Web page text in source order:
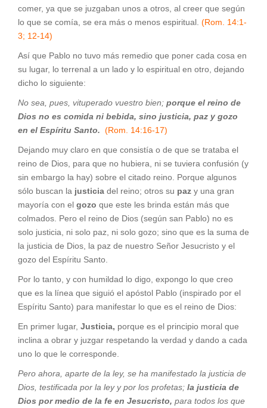
comer, ya que se juzgaban unos a otros, al creer que según
lo que se comía, se era más o menos espiritual. (Rom. 14:1-
3; 12-14)
Así que Pablo no tuvo más remedio que poner cada cosa en
su lugar, lo terrenal a un lado y lo espiritual en otro, dejando
dicho lo siguiente:
No sea, pues, vituperado vuestro bien; porque el reino de
Dios no es comida ni bebida, sino justicia, paz y gozo
en el Espíritu Santo. (Rom. 14:16-17)
Dejando muy claro en que consistía o de que se trataba el
reino de Dios, para que no hubiera, ni se tuviera confusión (y
sin embargo la hay) sobre el citado reino. Porque algunos
sólo buscan la justicia del reino; otros su paz y una gran
mayoría con el gozo que este les brinda están más que
colmados. Pero el reino de Dios (según san Pablo) no es
solo justicia, ni solo paz, ni solo gozo; sino que es la suma de
la justicia de Dios, la paz de nuestro Señor Jesucristo y el
gozo del Espíritu Santo.
Por lo tanto, y con humildad lo digo, expongo lo que creo
que es la línea que siguió el apóstol Pablo (inspirado por el
Espíritu Santo) para manifestar lo que es el reino de Dios:
En primer lugar, Justicia, porque es el principio moral que
inclina a obrar y juzgar respetando la verdad y dando a cada
uno lo que le corresponde.
Pero ahora, aparte de la ley, se ha manifestado la justicia de
Dios, testificada por la ley y por los profetas; la justicia de
Dios por medio de la fe en Jesucristo, para todos los que